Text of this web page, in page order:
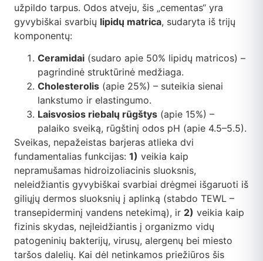
užpildo tarpus. Odos atveju, šis „cementas“ yra
gyvybiškai svarbių lipidų matrica, sudaryta iš trijų
komponentų:
Ceramidai (sudaro apie 50% lipidų matricos) –
pagrindinė struktūrinė medžiaga.
Cholesterolis (apie 25%) – suteikia sienai
lankstumo ir elastingumo.
Laisvosios riebalų rūgštys (apie 15%) –
palaiko sveiką, rūgštinį odos pH (apie 4.5–5.5).
Sveikas, nepažeistas barjeras atlieka dvi
fundamentalias funkcijas: 1) veikia kaip
nepramušamas hidroizoliacinis sluoksnis,
neleidžiantis gyvybiškai svarbiai drėgmei išgaruoti iš
giliųjų dermos sluoksnių į aplinką (stabdo TEWL –
transepiderminį vandens netekimą), ir 2) veikia kaip
fizinis skydas, neįleidžiantis į organizmo vidų
patogeninių bakterijų, virusų, alergenų bei miesto
taršos dalelių. Kai dėl netinkamos priežiūros šis